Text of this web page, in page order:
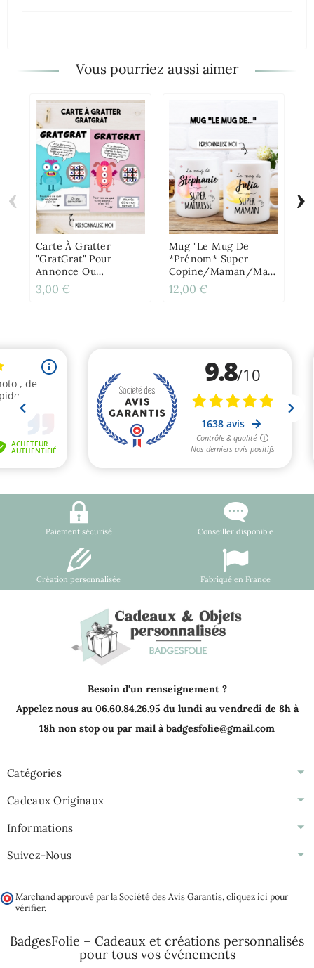
Vous pourriez aussi aimer
Carte À Gratter
"GratGrat" Pour
Annonce Ou
Demande Originale
3,00 €
Mug "Le Mug De
*prénom* Super
Copine/Maman/Maîtresse/
Personnalisable
12,00 €
‹ ›
Paiement sécurisé Conseiller disponible
Création personnalisée Fabriqué en France
Besoin d'un renseignement ?
Appelez nous au 06.60.84.26.95 du lundi au vendredi de 8h à
18h non stop ou par mail à badgesfolie@gmail.com
Catégories
Cadeaux Originaux
Informations
Suivez-Nous
Marchand approuvé par la Société des Avis Garantis, cliquez ici pour
vérifier.
BadgesFolie – Cadeaux et créations personnalisés
pour tous vos événements